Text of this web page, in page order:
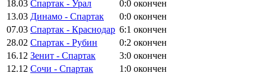
18.03 Спартак - Урал 0:0 окончен
13.03 Динамо - Спартак 0:0 окончен
07.03 Спартак - Краснодар 6:1 окончен
28.02 Спартак - Рубин 0:2 окончен
16.12 Зенит - Спартак 3:0 окончен
12.12 Сочи - Спартак 1:0 окончен